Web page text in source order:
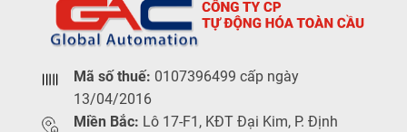
Mã số thuế: 0107396499 cấp ngày
13/04/2016
Miền Bắc: Lô 17-F1, KĐT Đại Kim, P. Định